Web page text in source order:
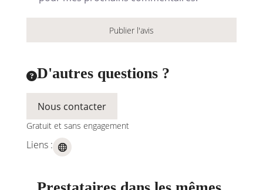
D'autres questions ?
Nous contacter
Gratuit et sans engagement
Liens :